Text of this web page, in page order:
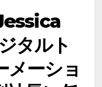
タルト
メーショ